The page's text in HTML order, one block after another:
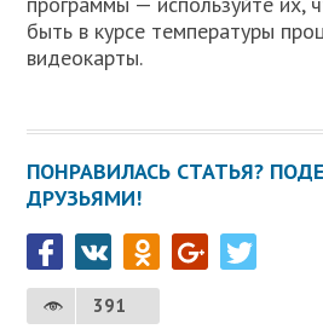
быть в курсе температуры
видеокарты.
ПОНРАВИЛАСЬ СТАТЬЯ?
ДРУЗЬЯМИ!
391